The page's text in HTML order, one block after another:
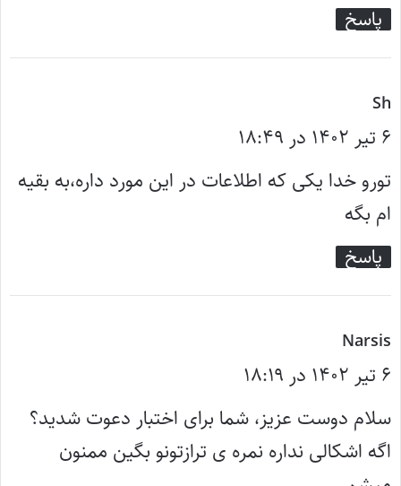
پاسخ
Sh
ف
ت
:
۶ تیر ۱۴۰۲ در ۱۸:۴۹
تورو خدا یکی که اطلاعات در این مورد داره،به بقیه
ام بگه
پاسخ
Narsis
ف
ت
:
۶ تیر ۱۴۰۲ در ۱۸:۱۹
سلام دوست عزیز، شما برای اختبار دعوت شدید؟
اگه اشکالی نداره نمره ی ترازتونو بگین ممنون